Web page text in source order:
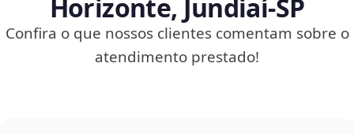
Horizonte, Jundiaí‑SP
Confira o que nossos clientes comentam sobre o
atendimento prestado!